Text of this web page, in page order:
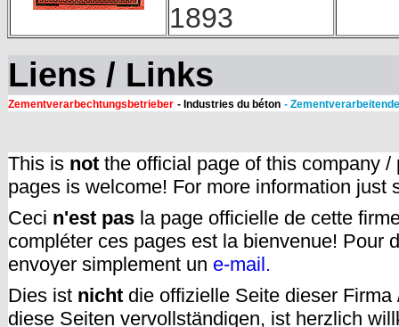
1893
Liens / Links
Zementverarbechtungsbetrieber - Industries du béton -
This is not the official page of this company
pages is welcome! For more information just
Ceci n'est pas la page officielle de cette
compléter ces pages est la bienvenue! Pour
envoyer simplement un e-mail.
Dies ist nicht die offizielle Seite dieser
diese Seiten vervollständigen, ist herzlich